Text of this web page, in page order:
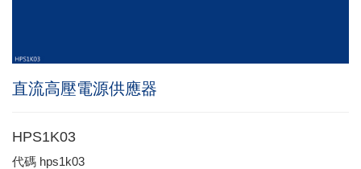
直流高壓電源供應器
HPS1K03
代碼 hps1k03